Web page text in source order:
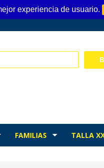
experiencia de usuario.
FAMILIAS TALLA